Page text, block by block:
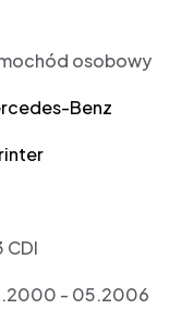
osobowy
Benz
CDI
- 05.2006